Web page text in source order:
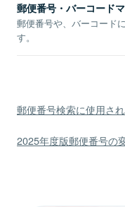
郵便番号・バーコード
郵便番号や、バーコード
す。
郵便番号検索に使用さ
2025年度版郵便番号の